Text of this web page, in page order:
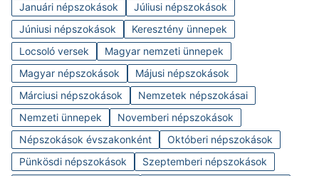
Januári népszokások
Júliusi népszokások
Júniusi népszokások
Keresztény ünnepek
Locsoló versek
Magyar nemzeti ünnepek
Magyar népszokások
Májusi népszokások
Márciusi népszokások
Nemzetek népszokásai
Nemzeti ünnepek
Novemberi népszokások
Népszokások évszakonként
Októberi népszokások
Pünkösdi népszokások
Szeptemberi népszokások